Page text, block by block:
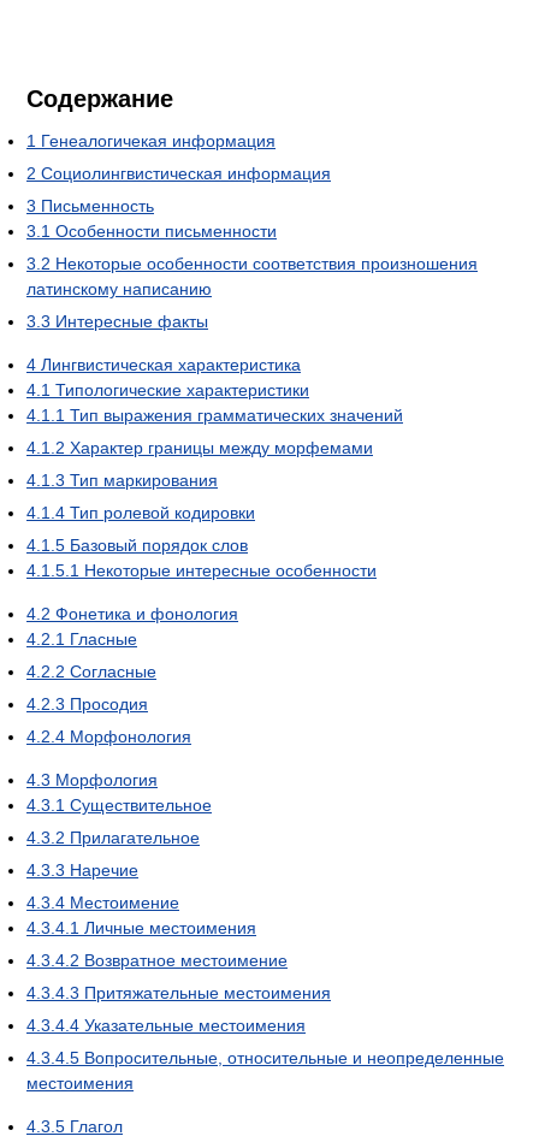
Содержание
1 Генеалогичекая информация
2 Социолингвистическая информация
3 Письменность
3.1 Особенности письменности
3.2 Некоторые особенности соответствия произношения
латинскому написанию
3.3 Интересные факты
4 Лингвистическая характеристика
4.1 Типологические характеристики
4.1.1 Тип выражения грамматических значений
4.1.2 Характер границы между морфемами
4.1.3 Тип маркирования
4.1.4 Тип ролевой кодировки
4.1.5 Базовый порядок слов
4.1.5.1 Некоторые интересные особенности
4.2 Фонетика и фонология
4.2.1 Гласные
4.2.2 Согласные
4.2.3 Просодия
4.2.4 Морфонология
4.3 Морфология
4.3.1 Существительное
4.3.2 Прилагательное
4.3.3 Наречие
4.3.4 Местоимение
4.3.4.1 Личные местоимения
4.3.4.2 Возвратное местоимение
4.3.4.3 Притяжательные местоимения
4.3.4.4 Указательные местоимения
4.3.4.5 Вопросительные, относительные и неопределенные
местоимения
4.3.5 Глагол